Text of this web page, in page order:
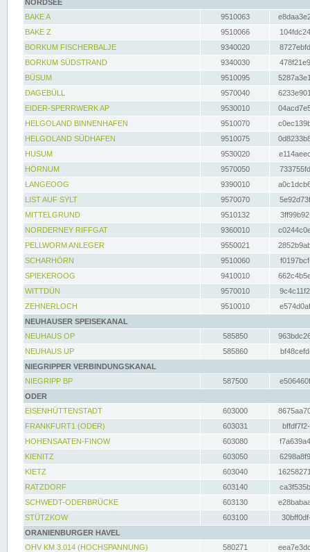
NORDSEE
BAKE A
9510063
BAKE Z
9510066
BORKUM FISCHERBALJE
9340020
BORKUM SÜDSTRAND
9340030
BÜSUM
9510095
DAGEBÜLL
9570040
EIDER-SPERRWERK AP
9530010
HELGOLAND BINNENHAFEN
9510070
HELGOLAND SÜDHAFEN
9510075
HUSUM
9530020
HÖRNUM
9570050
LANGEOOG
9390010
LIST AUF SYLT
9570070
MITTELGRUND
9510132
NORDERNEY RIFFGAT
9360010
PELLWORM ANLEGER
9550021
SCHARHÖRN
9510060
SPIEKEROOG
9410010
WITTDÜN
9570010
ZEHNERLOCH
9510010
NEUHAUSER SPEISEKANAL
NEUHAUS OP
585850
NEUHAUS UP
585860
NIEGRIPPER VERBINDUNGSKANAL
NIEGRIPP BP
587500
ODER
EISENHÜTTENSTADT
603000
FRANKFURT1 (ODER)
603031
HOHENSAATEN-FINOW
603080
KIENITZ
603050
KIETZ
603040
RATZDORF
603140
SCHWEDT-ODERBRÜCKE
603130
STÜTZKOW
603100
ORANIENBURGER HAVEL
OHV KM 3.014 (HOCHSPANNUNG)
580271